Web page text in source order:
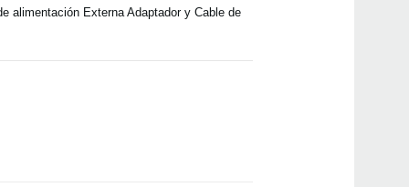
alimentación Externa Adaptador y Cable de